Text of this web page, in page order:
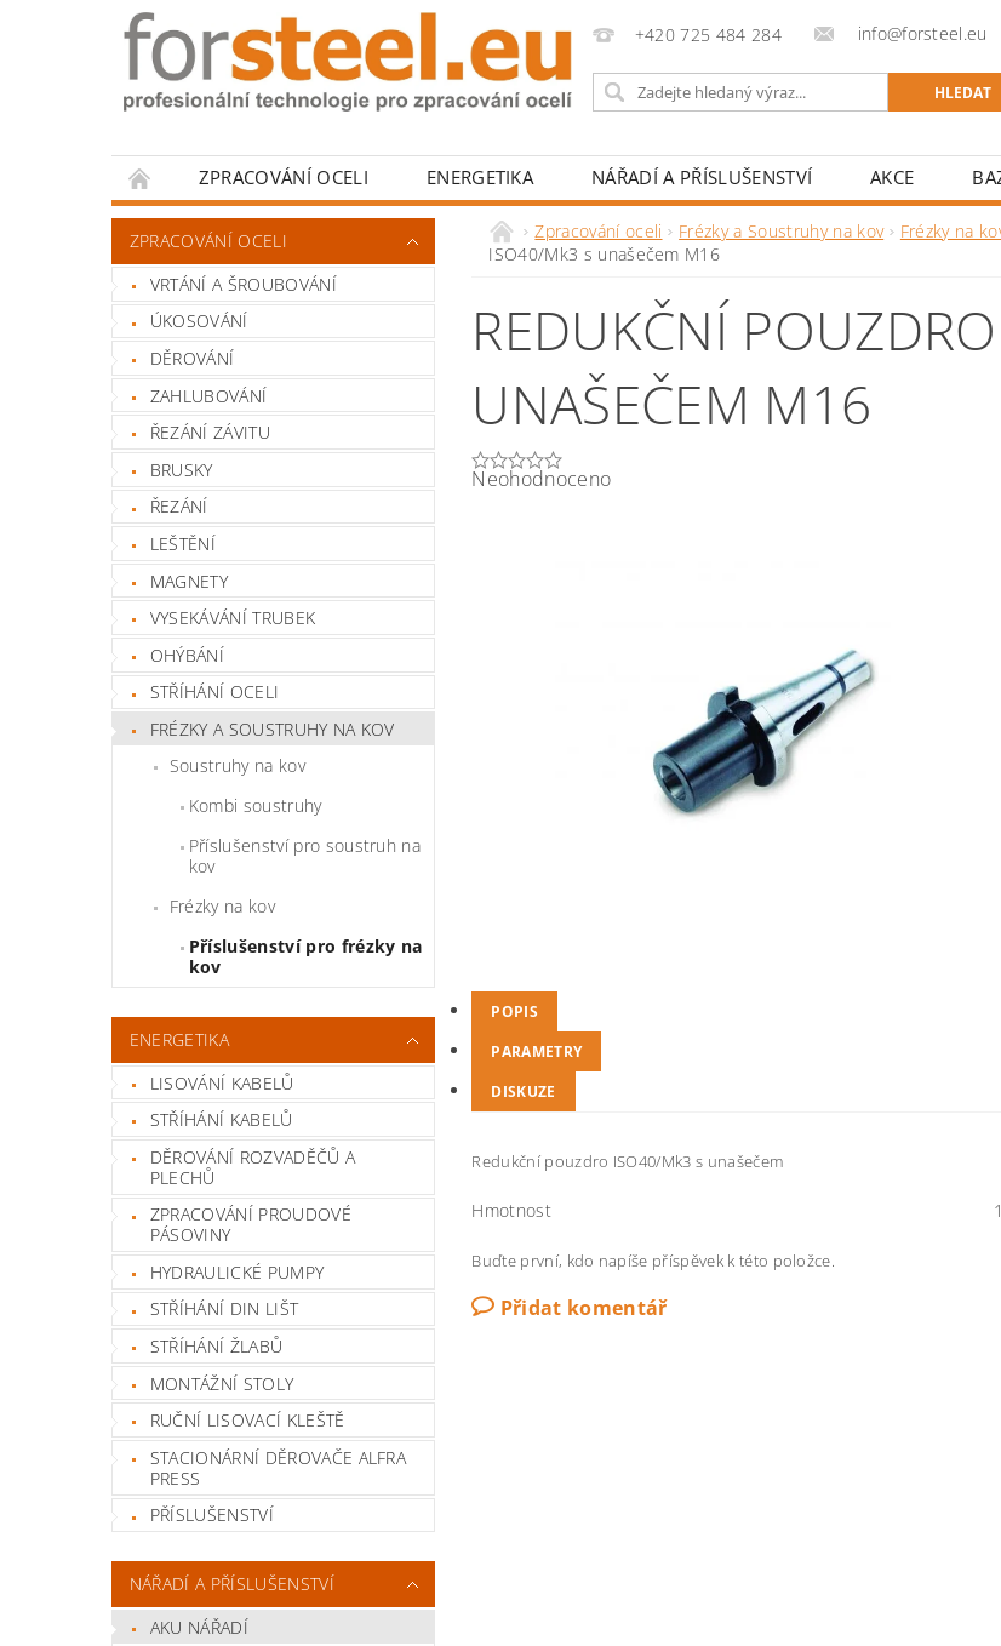
+420 725 484 284 info@forsteel.eu
ZPRACOVÁNÍ OCELI ENERGETIKA NÁŘADÍ A PŘÍSLUŠENSTVÍ AKCE
HODNOCENÍ OBCHODU
ZPRACOVÁNÍ OCELI
VRTÁNÍ A ŠROUBOVÁNÍ
ÚKOSOVÁNÍ
DĚROVÁNÍ
ZAHLUBOVÁNÍ
ŘEZÁNÍ ZÁVITU
BRUSKY
ŘEZÁNÍ
LEŠTĚNÍ
MAGNETY
VYSEKÁVÁNÍ TRUBEK
OHÝBÁNÍ
STŘÍHÁNÍ OCELI
FRÉZKY A SOUSTRUHY NA KOV
Soustruhy na kov
Kombi soustruhy
Příslušenství pro soustruh na
kov
Frézky na kov
Příslušenství pro frézky na
kov
ENERGETIKA
LISOVÁNÍ KABELŮ
STŘÍHÁNÍ KABELŮ
DĚROVÁNÍ ROZVADĚČŮ A
PLECHŮ
ZPRACOVÁNÍ PROUDOVÉ
PÁSOVINY
HYDRAULICKÉ PUMPY
STŘÍHÁNÍ DIN LIŠT
STŘÍHÁNÍ ŽLABŮ
MONTÁŽNÍ STOLY
RUČNÍ LISOVACÍ KLEŠTĚ
STACIONÁRNÍ DĚROVAČE ALFRA
PRESS
PŘÍSLUŠENSTVÍ
NÁŘADÍ A PŘÍSLUŠENSTVÍ
AKU NÁŘADÍ
Zpracování oceli Frézky a Soustruhy na kov Frézky na
ISO40/Mk3 s unašečem M16
REDUKČNÍ
UNAŠEČEM M16
Neohodnoceno
POPIS
PARAMETRY
DISKUZE
Redukční pouzdro ISO40/Mk3 s unašečem
Hmotnost
Buďte první, kdo napíše příspěvek k této položce.
Přidat komentář